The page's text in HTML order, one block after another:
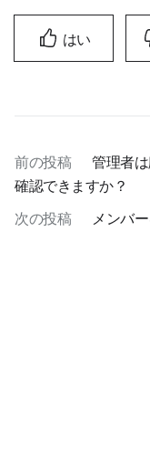
はい
前の投稿
管理者
確認できますか？
次の投稿
メンバ